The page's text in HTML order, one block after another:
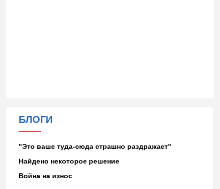
БЛОГИ
"Это ваше туда-сюда страшно раздражает"
Найдено некоторое решение
Война на износ